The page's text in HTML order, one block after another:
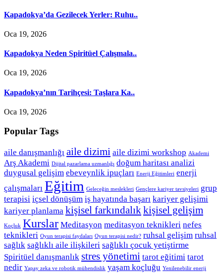
Kapadokya’da Gezilecek Yerler: Ruhu..
Oca 19, 2026
Kapadokya Neden Spiritüel Çalışmala..
Oca 19, 2026
Kapadokya’nın Tarihçesi: Taşlara Ka..
Oca 19, 2026
Popular Tags
aile danışmanlığı aile dizimi aile dizimi workshop Akademi
Arş Akademi Dijital pazarlama uzmanlığı doğum haritası analizi
duygusal gelişim ebeveynlik ipuçları Enerji Eğitimleri enerji
çalışmaları Eğitim Geleceğin meslekleri Gençlere kariyer tavsiyeleri grup
terapisi içsel dönüşüm iş hayatında başarı kariyer gelişimi
kariyer planlama kişisel farkındalıkkişisel gelişim
Koçluk Kurslar Meditasyon meditasyon teknikleri nefes
teknikleri Oyun terapisi faydaları Oyun terapisi nedir? ruhsal gelişim ruhsal
sağlık sağlıklı aile ilişkileri sağlıklı çocuk yetiştirme
Spiritüel danışmanlık stres yönetimi tarot eğitimi tarot
nedir Yapay zeka ve robotik mühendislik yaşam koçluğu Yenilenebilir enerji